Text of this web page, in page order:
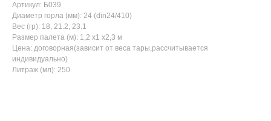
Артикул: Б039
Диаметр горла (мм): 24 (din24/410)
Вес (гр): 18, 21.2, 23.1
Размер палета (м): 1,2 x1 x2,3 м
Цена: договорная(зависит от веса тары,рассчитывается
индивидуально)
Литраж (мл): 250